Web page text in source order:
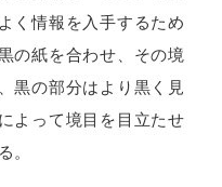
く情報を入手するため
の紙を合わせ、その境
黒の部分はより黒く見
よって境目を目立たせ
。